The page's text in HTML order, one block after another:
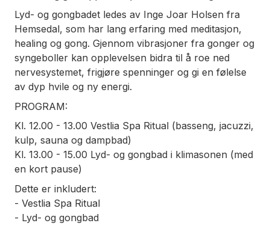
Lyd- og gongbadet ledes av Inge Joar Holsen fra
Hemsedal, som har lang erfaring med meditasjon,
healing og gong. Gjennom vibrasjoner fra gonger og
syngeboller kan opplevelsen bidra til å roe ned
nervesystemet, frigjøre spenninger og gi en følelse
av dyp hvile og ny energi.
PROGRAM:
Kl. 12.00 - 13.00 Vestlia Spa Ritual (basseng, jacuzzi,
kulp, sauna og dampbad)
Kl. 13.00 - 15.00 Lyd- og gongbad i klimasonen (med
en kort pause)
Dette er inkludert:
- Vestlia Spa Ritual
- Lyd- og gongbad